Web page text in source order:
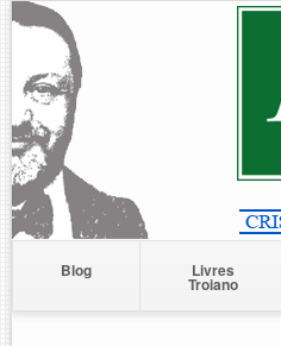
Blog Livres
Troiano